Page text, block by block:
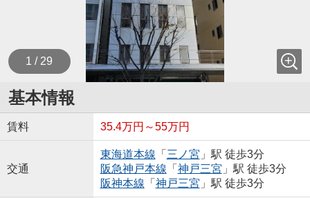
1 / 29
基本情報
賃料 35.4万円～55万円
交通
東海道本線 「 三ノ宮 」駅 徒歩3分
阪急神戸本線 「 神戸三宮 」駅 徒歩3分
阪神本線 「 神戸三宮 」駅 徒歩3分